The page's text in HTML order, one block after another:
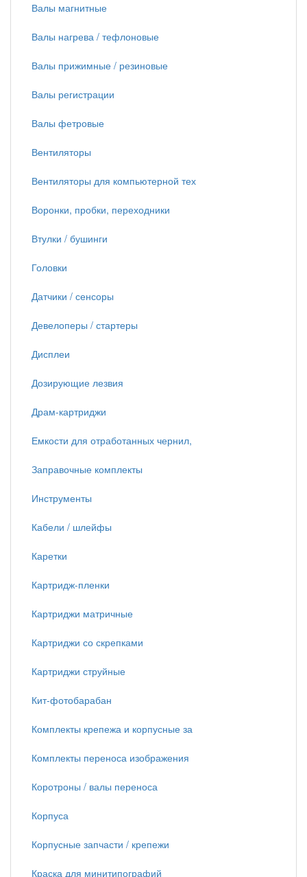
Валы магнитные
Валы нагрева / тефлоновые
Валы прижимные / резиновые
Валы регистрации
Валы фетровые
Вентиляторы
Вентиляторы для компьютерной тех
Воронки, пробки, переходники
Втулки / бушинги
Головки
Датчики / сенсоры
Девелоперы / стартеры
Дисплеи
Дозирующие лезвия
Драм-картриджи
Емкости для отработанных чернил,
Заправочные комплекты
Инструменты
Кабели / шлейфы
Каретки
Картридж-пленки
Картриджи матричные
Картриджи со скрепками
Картриджи струйные
Кит-фотобарабан
Комплекты крепежа и корпусные за
Комплекты переноса изображения
Коротроны / валы переноса
Корпуса
Корпусные запчасти / крепежи
Краска для минитипографий